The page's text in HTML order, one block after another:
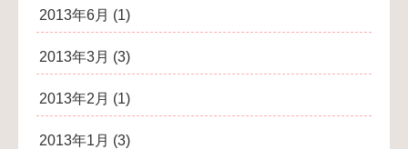
2013年6月 (1)
2013年3月 (3)
2013年2月 (1)
2013年1月 (3)